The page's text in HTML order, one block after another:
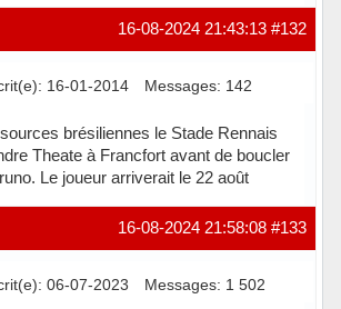
#132
16-08-2024 21:43:13
16-01-2014 Messages: 142
brésiliennes le Stade Rennais
Theate à Francfort avant de boucler
Le joueur arriverait le 22 août
#133
16-08-2024 21:58:08
06-07-2023 Messages: 1 502